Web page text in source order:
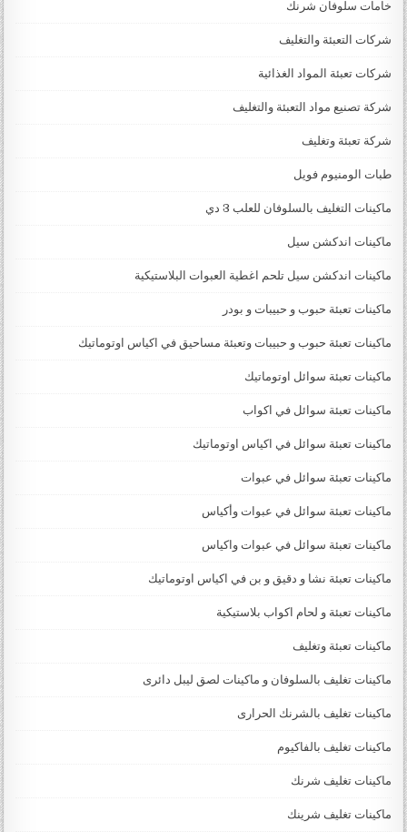
خامات سلوفان شرنك
شركات التعبئة والتغليف
شركات تعبئة المواد الغذائية
شركة تصنيع مواد التعبئة والتغليف
شركة تعبئة وتغليف
طبات الومنيوم فويل
ماكينات التغليف بالسلوفان للعلب 3 دي
ماكينات اندكشن سيل
ماكينات اندكشن سيل تلحم اغطية العبوات البلاستيكية
ماكينات تعبئة حبوب و حبيبات و بودر
ماكينات تعبئة حبوب و حبيبات وتعبئة مساحيق في اكياس اوتوماتيك
ماكينات تعبئة سوائل اوتوماتيك
ماكينات تعبئة سوائل في اكواب
ماكينات تعبئة سوائل في اكياس اوتوماتيك
ماكينات تعبئة سوائل في عبوات
ماكينات تعبئة سوائل في عبوات وأكياس
ماكينات تعبئة سوائل في عبوات واكياس
ماكينات تعبئة نشا و دقيق و بن في اكياس اوتوماتيك
ماكينات تعبئة و لحام اكواب بلاستيكية
ماكينات تعبئة وتغليف
ماكينات تغليف بالسلوفان و ماكينات لصق ليبل دائرى
ماكينات تغليف بالشرنك الحرارى
ماكينات تغليف بالفاكيوم
ماكينات تغليف شرنك
ماكينات تغليف شرينك